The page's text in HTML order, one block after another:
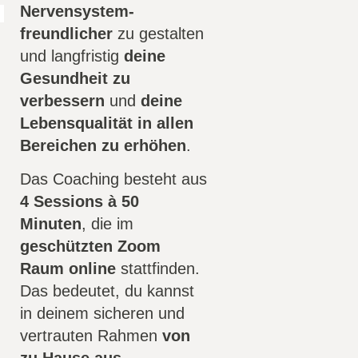
Nervensystem-
freundlicher zu gestalten
und langfristigdeine
Gesundheit zu
verbessern unddeine
Lebensqualität in allen
Bereichen zu erhöhen.
Das Coaching besteht aus
4 Sessions à 50
Minuten, die im
geschützten Zoom
Raum online stattfinden.
Das bedeutet, du kannst
in deinem sicheren und
vertrauten Rahmenvon